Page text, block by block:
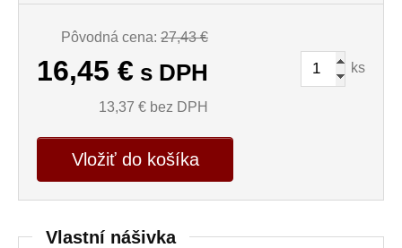
Pôvodná cena: 27,43 €
16,45 € s DPH
13,37 € bez DPH
ks
Vložiť do košíka
Vlastní nášivka